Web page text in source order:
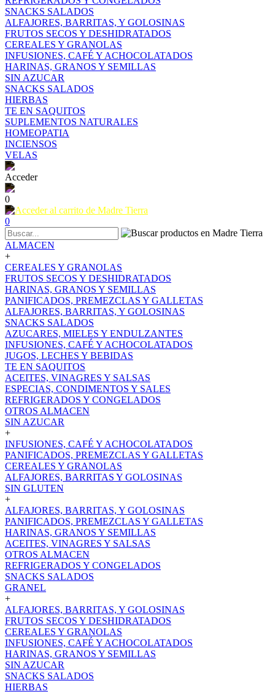
SNACKS SALADOS
ALFAJORES, BARRITAS, Y GOLOSINAS
FRUTOS SECOS Y DESHIDRATADOS
CEREALES Y GRANOLAS
INFUSIONES, CAFÉ Y ACHOCOLATADOS
HARINAS, GRANOS Y SEMILLAS
SIN AZUCAR
SNACKS SALADOS
HIERBAS
TE EN SAQUITOS
SUPLEMENTOS NATURALES
HOMEOPATIA
INCIENSOS
VELAS
Acceder
0
0
ALMACEN
+
CEREALES Y GRANOLAS
FRUTOS SECOS Y DESHIDRATADOS
HARINAS, GRANOS Y SEMILLAS
PANIFICADOS, PREMEZCLAS Y GALLETAS
ALFAJORES, BARRITAS, Y GOLOSINAS
SNACKS SALADOS
AZUCARES, MIELES Y ENDULZANTES
INFUSIONES, CAFÉ Y ACHOCOLATADOS
JUGOS, LECHES Y BEBIDAS
TE EN SAQUITOS
ACEITES, VINAGRES Y SALSAS
ESPECIAS, CONDIMENTOS Y SALES
REFRIGERADOS Y CONGELADOS
OTROS ALMACEN
SIN AZUCAR
+
INFUSIONES, CAFÉ Y ACHOCOLATADOS
PANIFICADOS, PREMEZCLAS Y GALLETAS
CEREALES Y GRANOLAS
ALFAJORES, BARRITAS Y GOLOSINAS
SIN GLUTEN
+
ALFAJORES, BARRITAS, Y GOLOSINAS
PANIFICADOS, PREMEZCLAS Y GALLETAS
HARINAS, GRANOS Y SEMILLAS
ACEITES, VINAGRES Y SALSAS
OTROS ALMACEN
REFRIGERADOS Y CONGELADOS
SNACKS SALADOS
GRANEL
+
ALFAJORES, BARRITAS, Y GOLOSINAS
FRUTOS SECOS Y DESHIDRATADOS
CEREALES Y GRANOLAS
INFUSIONES, CAFÉ Y ACHOCOLATADOS
HARINAS, GRANOS Y SEMILLAS
SIN AZUCAR
SNACKS SALADOS
HIERBAS